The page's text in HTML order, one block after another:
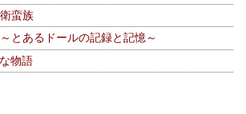
蛮族
とあるドールの記録と記憶～
物語